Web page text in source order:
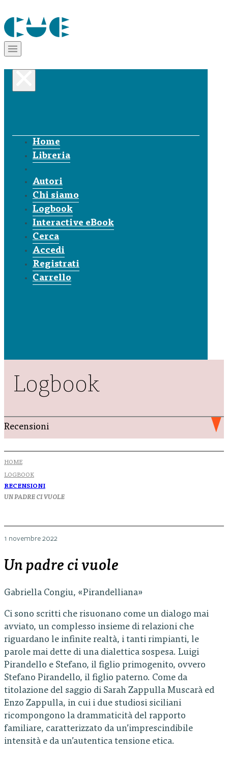
Home
Libreria
Autori
Chi siamo
Logbook
Interactive eBook
Cerca
Accedi
Registrati
Carrello
Logbook
Recensioni
HOME
LOGBOOK
RECENSIONI
UN PADRE CI VUOLE
1 novembre 2022
Un padre ci vuole
Gabriella Congiu, «Pirandelliana»
Ci sono scritti che risuonano come un dialogo mai
avviato, un complesso insieme di relazioni che
riguardano le infinite realtà, i tanti rimpianti, le
parole mai dette di una dialettica sospesa. Luigi
Pirandello e Stefano, il figlio primogenito, ovvero
Stefano Pirandello, il figlio paterno. Come da
titolazione del saggio di Sarah Zappulla Muscarà ed
Enzo Zappulla, in cui i due studiosi siciliani
ricompongono la drammaticità del rapporto
familiare, caratterizzato da un’imprescindibile
intensità e da un’autentica tensione etica.